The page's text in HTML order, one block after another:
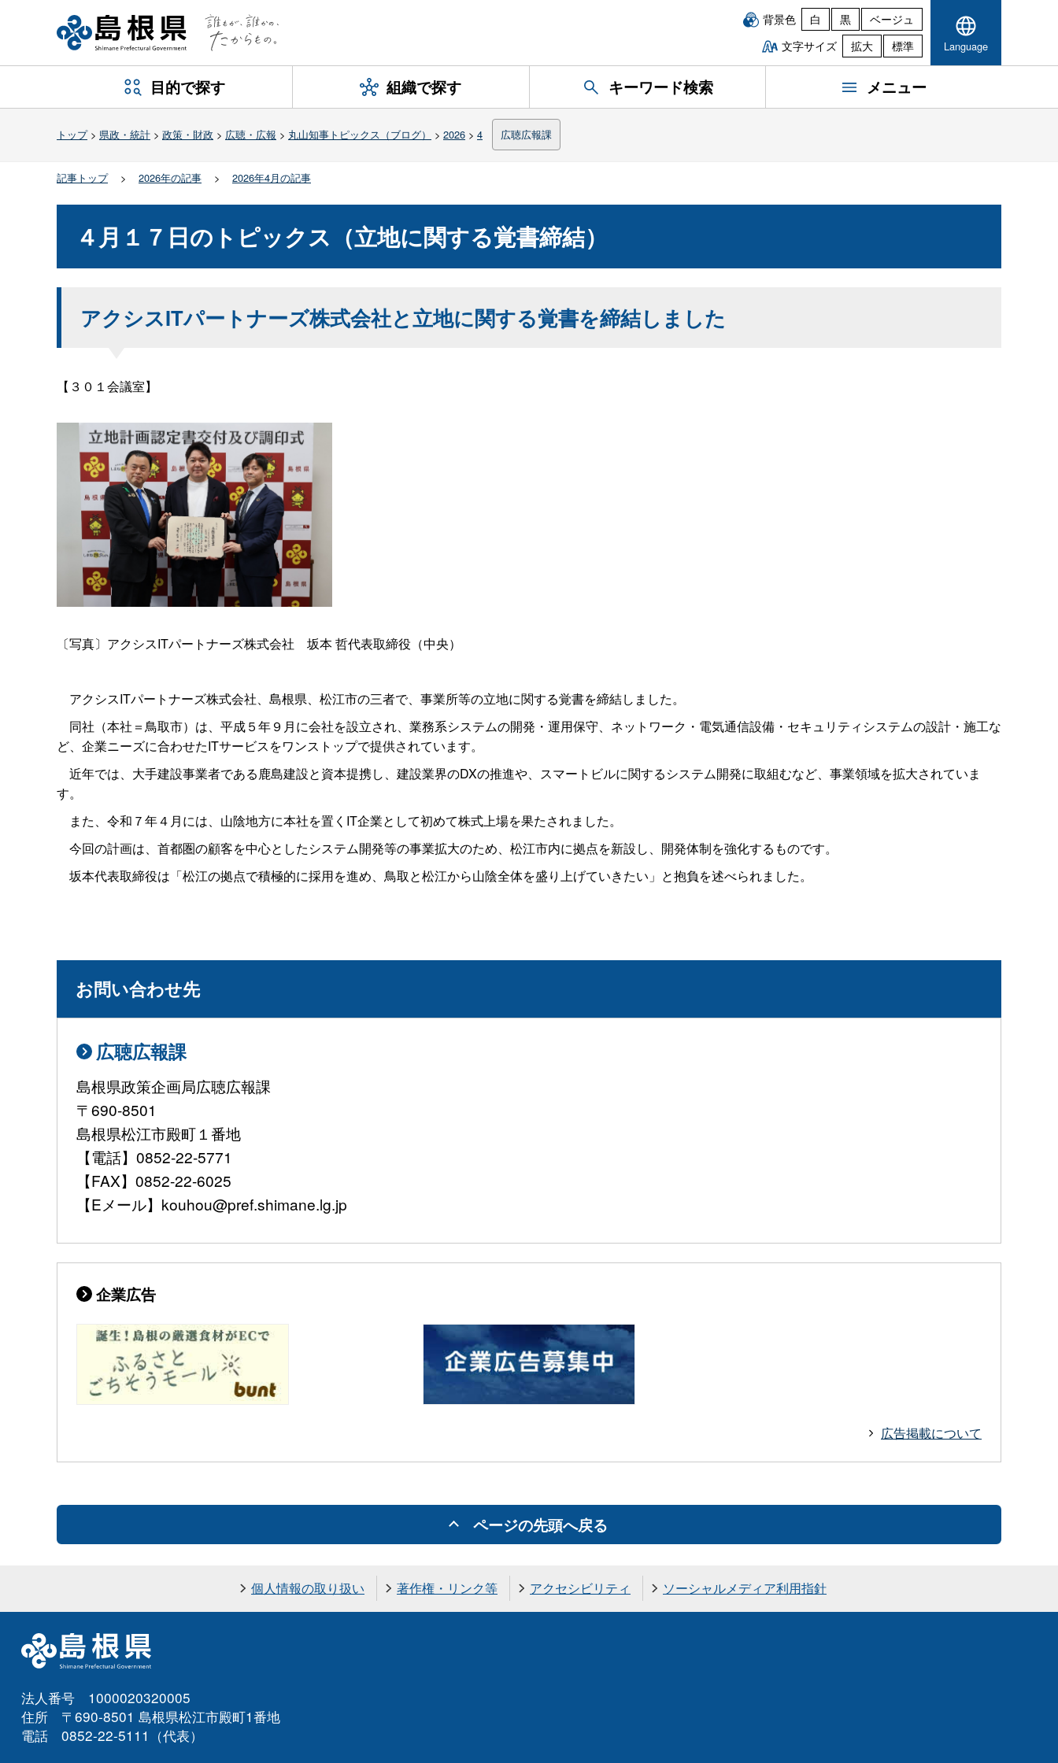
背景色 白 黒
ベージュ
文字サイズ
拡大 標準 Language
目的で探す 組織で探す キーワード検索 メニュー
トップ> 県政・統計 > 政策・財政 > 広聴・広報 > 丸山知事トピックス（ブログ） > 2026 > 4 広聴広報課
記事トップ > 2026年の記事 > 2026年4月の記事
４月１７日のトピックス（立地に関する覚書締結）
アクシスITパートナーズ株式会社と立地に関する覚書を締結しました
【３０１会議室】
〔写真〕アクシスITパートナーズ株式会社 坂本 哲代表取締役（中央）
アクシスITパートナーズ株式会社、島根県、松江市の三者で、事業所等の立地に関する覚書を締結しました。
同社（本社＝鳥取市）は、平成５年９月に会社を設立され、業務系システムの開発・運用保守、ネットワーク・電気通信設備・セキュリティシステムの設計・施工な
ど、企業ニーズに合わせたITサービスをワンストップで提供されています。
近年では、大手建設事業者である鹿島建設と資本提携し、建設業界のDXの推進や、スマートビルに関するシステム開発に取組むなど、事業領域を拡大されていま
す。
また、令和７年４月には、山陰地方に本社を置くIT企業として初めて株式上場を果たされました。
今回の計画は、首都圏の顧客を中心としたシステム開発等の事業拡大のため、松江市内に拠点を新設し、開発体制を強化するものです。
坂本代表取締役は「松江の拠点で積極的に採用を進め、鳥取と松江から山陰全体を盛り上げていきたい」と抱負を述べられました。
お問い合わせ先
広聴広報課
島根県政策企画局広聴広報課
〒690-8501
島根県松江市殿町１番地
【電話】0852-22-5771
【FAX】0852-22-6025
【Eメール】kouhou@pref.shimane.lg.jp
企業広告
広告掲載について
ページの先頭へ戻る
個人情報の取り扱い 著作権・リンク等 アクセシビリティ ソーシャルメディア利用指針
法人番号 1000020320005
住所 〒690-8501 島根県松江市殿町1番地
電話 0852-22-5111（代表）